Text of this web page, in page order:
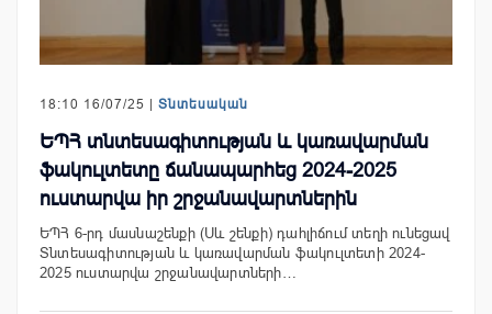
18:10 16/07/25 | Տնտեսական
ԵՊՀ տնտեսագիտության և կառավարման
ֆակուլտետը ճանապարհեց 2024-2025
ուստարվա իր շրջանավարտներին
ԵՊՀ 6-րդ մասնաշենքի (Սև շենքի) դահլիճում տեղի ունեցավ
Տնտեսագիտության և կառավարման ֆակուլտետի 2024-
2025 ուստարվա շրջանավարտների…